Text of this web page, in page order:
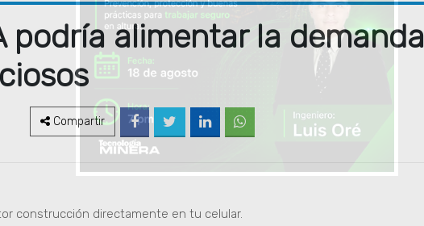
podría alimentar la demanda
Compartir
construcción directamente en tu celular.